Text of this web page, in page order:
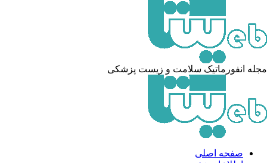
انفورماتیک سلامت و زیست پزشکی
صفحه اصلی